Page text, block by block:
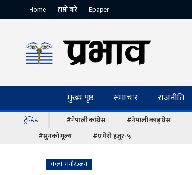
Home हाम्रो बारे Epaper
मुख्य पृष्ठ समाचार राजनीति
ट्रेन्डिङ #नेपाली कांग्रेस #नेपाली काङ्ग्रेस
#सुनको मूल्य
#ए मेरो हजुर-५
कला-मनोरञ्‍जन